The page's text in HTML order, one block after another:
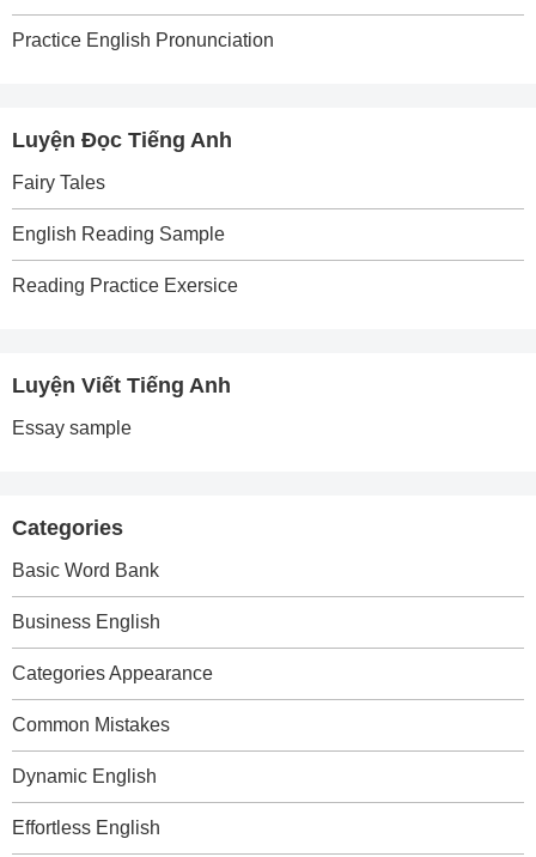
Practice English Pronunciation
Luyện Đọc Tiếng Anh
Fairy Tales
English Reading Sample
Reading Practice Exersice
Luyện Viết Tiếng Anh
Essay sample
Categories
Basic Word Bank
Business English
Categories Appearance
Common Mistakes
Dynamic English
Effortless English